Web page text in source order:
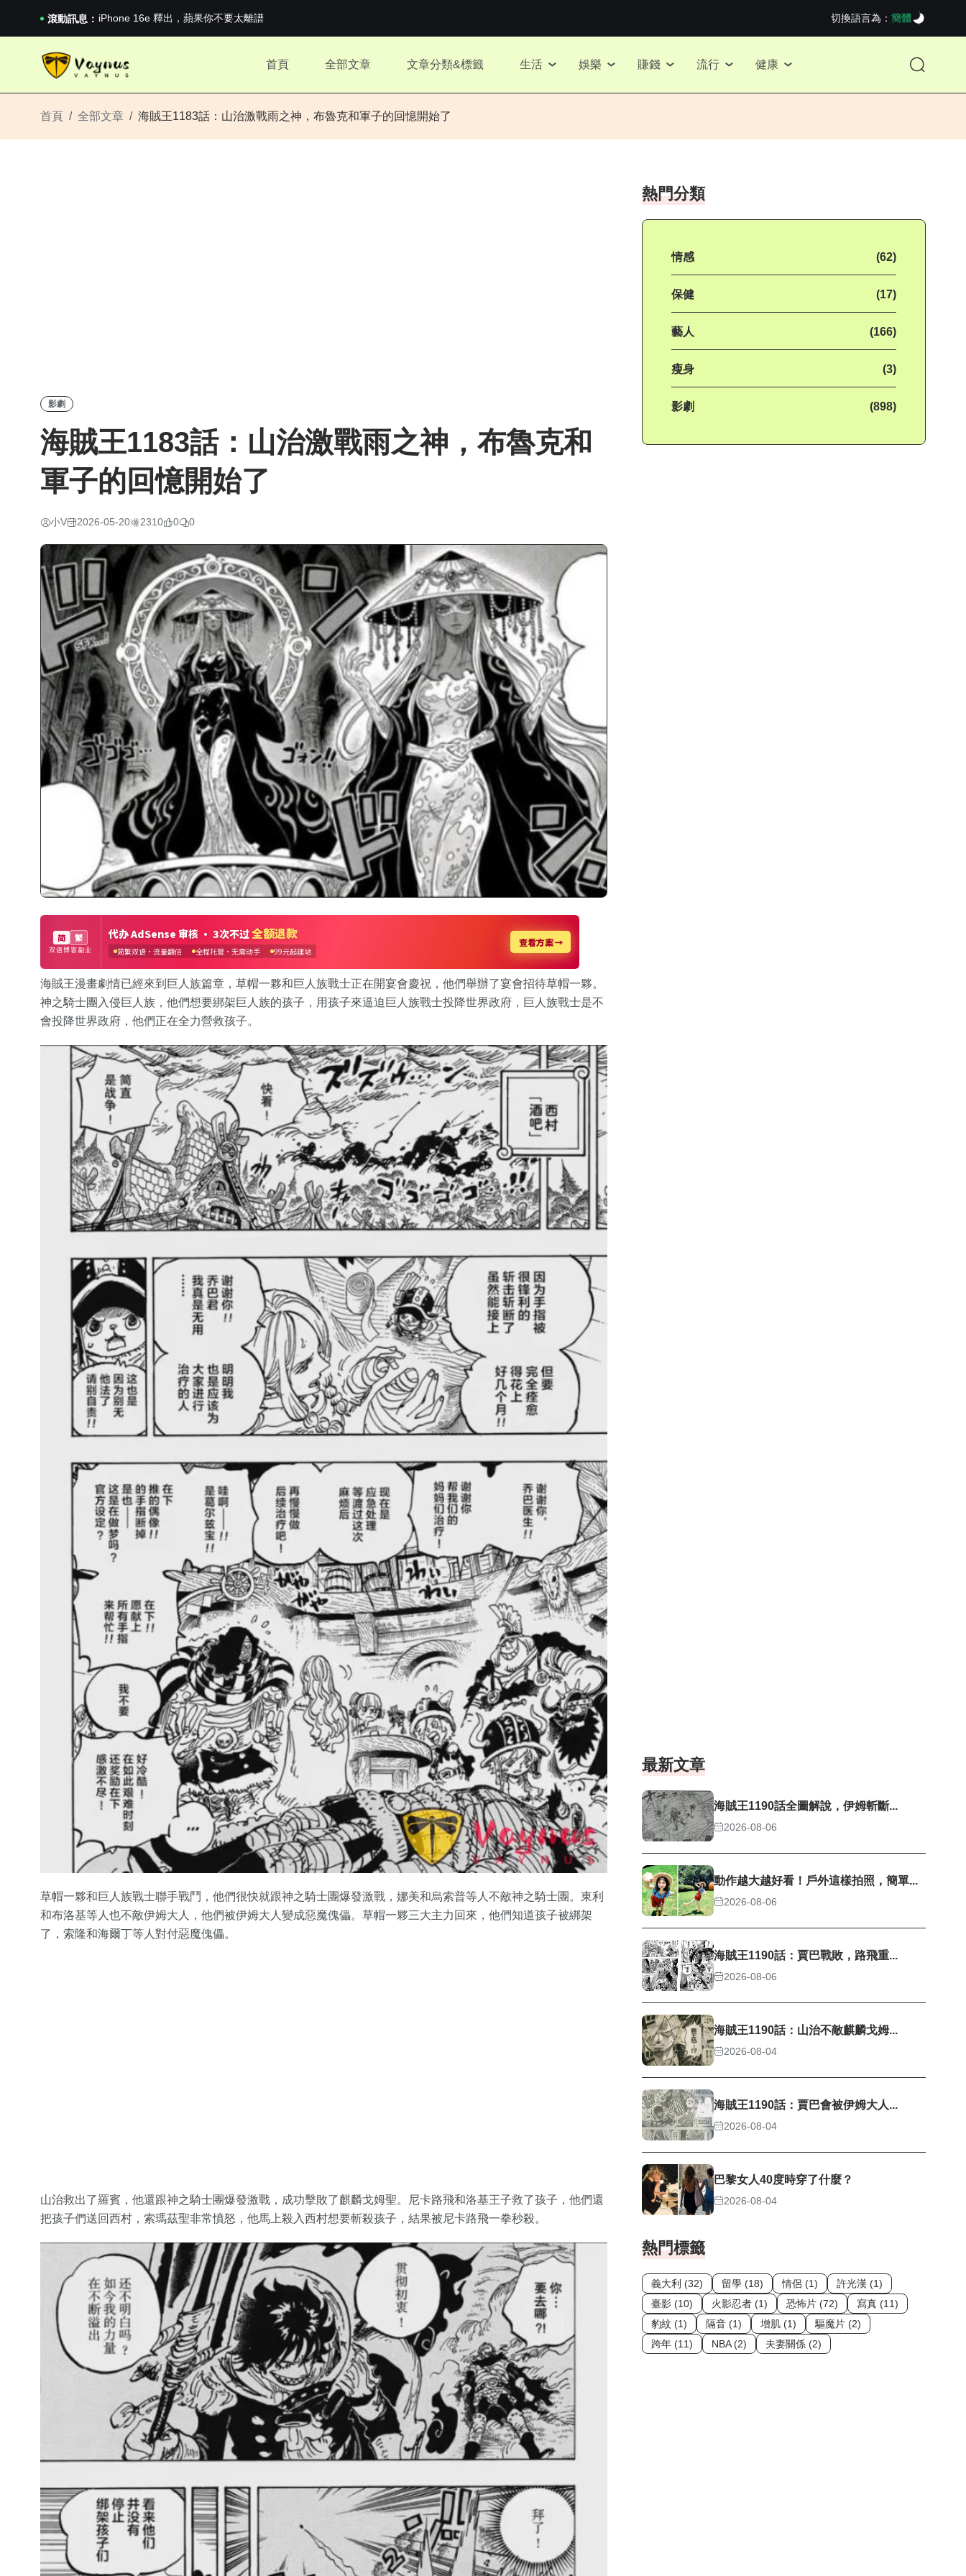
滾動訊息： 2026澳網男單收官：全滿貫對上全滿亞，德約...
《巔峰守衛 Highguard》正式上線，官...
切換語言為： 簡體
首頁 全部文章 文章分類&標籤 生活 娛樂 賺錢 流行 健康
首頁 全部文章 海賊王1183話：山治激戰雨之神，布魯克和軍子的回憶開始了
影劇
海賊王1183話：山治激戰雨之神，布魯克和
軍子的回憶開始了
小V 2026-05-20 2310 0 0
海賊王漫畫劇情已經來到巨人族篇章，草帽一夥和巨人族戰士正在開宴會慶祝，他們舉辦了宴會招待草帽一夥。
神之騎士團入侵巨人族，他們想要綁架巨人族的孩子，用孩子來逼迫巨人族戰士投降世界政府，巨人族戰士是不
會投降世界政府，他們正在全力營救孩子。
草帽一夥和巨人族戰士聯手戰鬥，他們很快就跟神之騎士團爆發激戰，娜美和烏索普等人不敵神之騎士團。東利
和布洛基等人也不敵伊姆大人，他們被伊姆大人變成惡魔傀儡。草帽一夥三大主力回來，他們知道孩子被綁架
了，索隆和海爾丁等人對付惡魔傀儡。
山治救出了羅賓，他還跟神之騎士團爆發激戰，成功擊敗了麒麟戈姆聖。尼卡路飛和洛基王子救了孩子，他們還
把孩子們送回西村，索瑪茲聖非常憤怒，他馬上殺入西村想要斬殺孩子，結果被尼卡路飛一拳秒殺。
熱門分類
情感 (62)
保健 (17)
藝人 (166)
瘦身 (3)
影劇 (898)
最新文章
海賊王1190話全圖解說，伊姆斬斷...
2026-08-06
動作越大越好看！戶外這樣拍照，簡單...
2026-08-06
海賊王1190話：賈巴戰敗，路飛重...
2026-08-06
海賊王1190話：山治不敵麒麟戈姆...
2026-08-04
海賊王1190話：賈巴會被伊姆大人...
2026-08-04
巴黎女人40度時穿了什麼？
2026-08-04
熱門標籤
義大利 (32) 留學 (18) 情侶 (1)
許光漢 (1)
臺影 (10)
火影忍者 (1) 恐怖片 (72)
寫真 (11)
豹紋 (1)
隔音 (1) 增肌 (1)
驅魔片 (2)
跨年 (11)
NBA (2) 夫妻關係 (2)